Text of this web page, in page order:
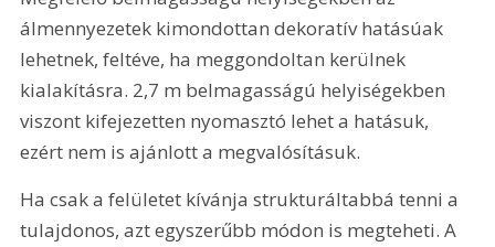
álmennyezetek kimondottan dekoratív hatásúak
lehetnek, feltéve, ha meggondoltan kerülnek
kialakításra. 2,7 m belmagasságú helyiségekben
viszont kifejezetten nyomasztó lehet a hatásuk,
ezért nem is ajánlott a megvalósításuk.
Ha csak a felületet kívánja strukturáltabbá tenni a
tulajdonos, azt egyszerűbb módon is megteheti. A